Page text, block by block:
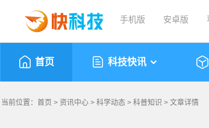
手机版 安卓版
首页 科技快讯
当前位置： 首页 > 资讯中心 > 科学动态 > 科普知识 > 文章详情